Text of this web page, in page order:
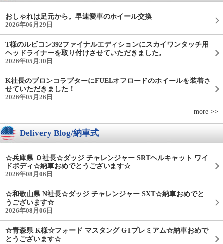
おしゃれは足元から。早速愛車のホイール交換
2026年06月29日
T様のルビコン392ファイナルエディションにスカイワンタッチ用
ヘッドライナーを取り付けさせていただきました。
2026年05月30日
K社長のブロンコラプターにFUELオフロードのホイールを装着さ
せていただきました！
2026年05月26日
more >>
Delivery Blog/納車式
☆兵庫県 Ｏ社長☆ダッジ チャレンジャー SRTヘルキャット ワイ
ドボディ☆納車おめでとうございます☆
2026年08月06日
☆和歌山県 N社長☆ダッジ チャレンジャー SXT☆納車おめでと
うございます☆
2026年08月06日
☆青森県 K様☆フォード マスタング GTプレミアム☆納車おめで
とうございます☆